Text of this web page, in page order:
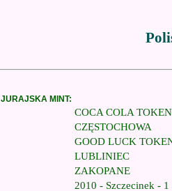
JURAJSKA MINT:
COCA COLA
CZĘSTOCHOWA
GOOD LUCK
LUBLINIEC
ZAKOPANE
2010 - Szczecinek -